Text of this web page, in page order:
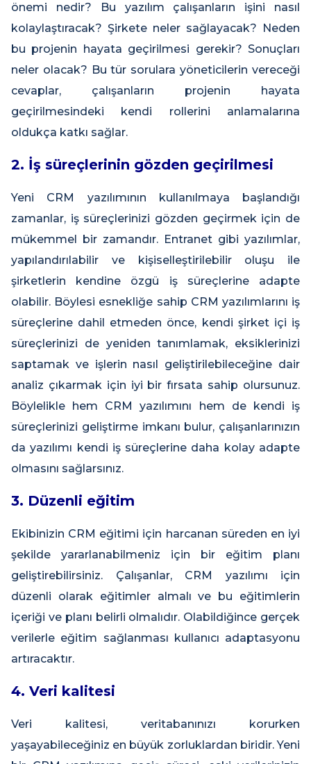
önemi nedir? Bu yazılım çalışanların işini nasıl
kolaylaştıracak? Şirkete neler sağlayacak? Neden
bu projenin hayata geçirilmesi gerekir? Sonuçları
neler olacak? Bu tür sorulara yöneticilerin vereceği
cevaplar, çalışanların projenin hayata
geçirilmesindeki kendi rollerini anlamalarına
oldukça katkı sağlar.
2. İş süreçlerinin gözden geçirilmesi
Yeni CRM yazılımının kullanılmaya başlandığı
zamanlar, iş süreçlerinizi gözden geçirmek için de
mükemmel bir zamandır. Entranet gibi yazılımlar,
yapılandırılabilir ve kişiselleştirilebilir oluşu ile
şirketlerin kendine özgü iş süreçlerine adapte
olabilir. Böylesi esnekliğe sahip CRM yazılımlarını iş
süreçlerine dahil etmeden önce, kendi şirket içi iş
süreçlerinizi de yeniden tanımlamak, eksiklerinizi
saptamak ve işlerin nasıl geliştirilebileceğine dair
analiz çıkarmak için iyi bir fırsata sahip olursunuz.
Böylelikle hem CRM yazılımını hem de kendi iş
süreçlerinizi geliştirme imkanı bulur, çalışanlarınızın
da yazılımı kendi iş süreçlerine daha kolay adapte
olmasını sağlarsınız.
3. Düzenli eğitim
Ekibinizin CRM eğitimi için harcanan süreden en iyi
şekilde yararlanabilmeniz için bir eğitim planı
geliştirebilirsiniz. Çalışanlar, CRM yazılımı için
düzenli olarak eğitimler almalı ve bu eğitimlerin
içeriği ve planı belirli olmalıdır. Olabildiğince gerçek
verilerle eğitim sağlanması kullanıcı adaptasyonu
artıracaktır.
4. Veri kalitesi
Veri kalitesi, veritabanınızı korurken
yaşayabileceğiniz en büyük zorluklardan biridir. Yeni